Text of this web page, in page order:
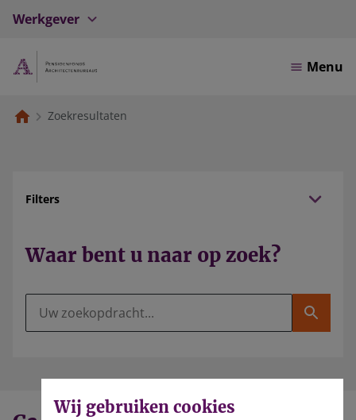
Werkgever
Menu
Zoekresultaten
Filters
Waar bent u naar opzoek?
Wij gebruiken cookies